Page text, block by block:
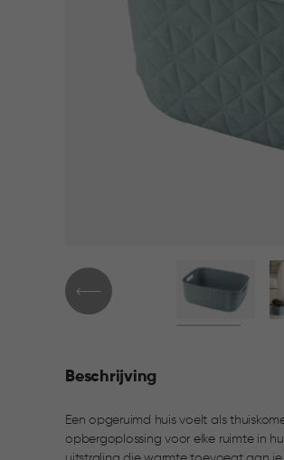
Beschrijving
Een opgeruimd huis voelt als
opbergoplossing voor elke ruimte in